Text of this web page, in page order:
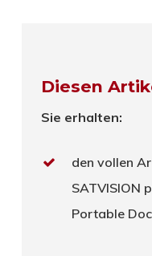
Diesen
Sie erhalten:
den vollen
SATVISION
Portable